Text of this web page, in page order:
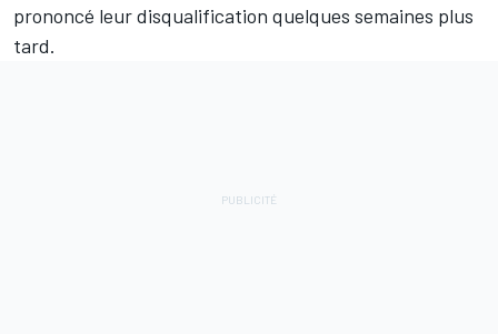
prononcé leur disqualification quelques semaines plus
tard.